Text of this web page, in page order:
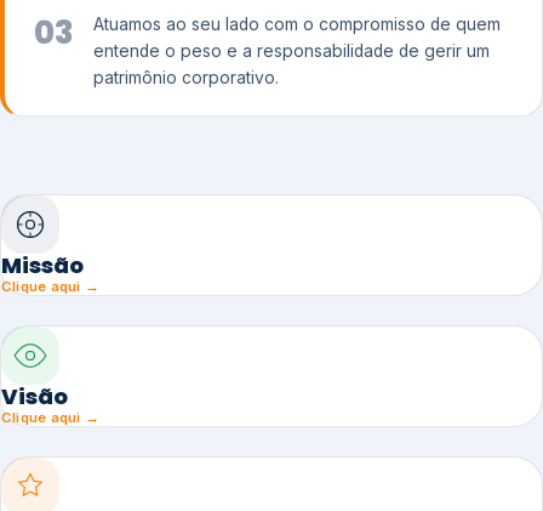
03
Atuamos ao seu lado com o compromisso de quem
entende o peso e a responsabilidade de gerir um
patrimônio corporativo.
Missão
Clique aqui →
Visão
Clique aqui →